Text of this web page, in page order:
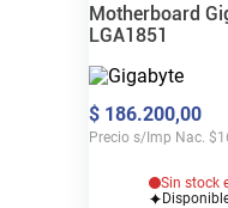
Motherboard
LGA1851
$ 186.200,00
Precio s/Imp Nac. $
Sin stock